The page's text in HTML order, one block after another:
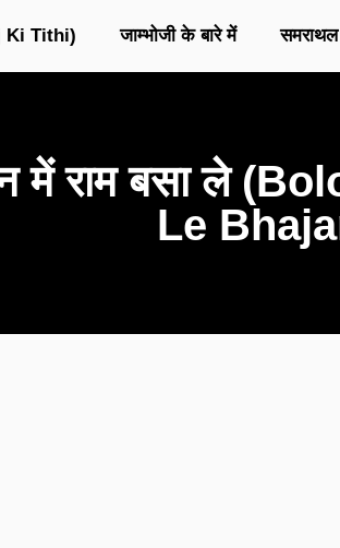
Ki Tithi) जाम्भोजी के बारे में
में राम बसा ले
Le